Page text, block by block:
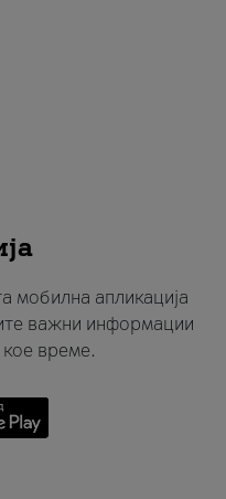
мобилна апликација
важни информации
време.